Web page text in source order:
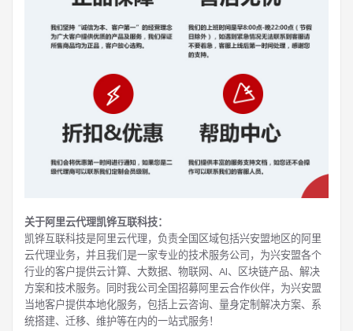
关于阿里云代理凯铧互联科技：
凯铧互联科技是阿里云代理，负责全国区域包括兴安盟地区的阿里
云代理业务，并且我们是一家专业的技术服务公司，为兴安盟各个
行业的客户提供云计算、大数据、物联网、AI、区块链产品、解决
方案和技术服务。同时我公司全国招募阿里云合作伙伴，为兴安盟
当地客户提供本地化服务，包括上云咨询、量身定制解决方案、系
统搭建、迁移、维护等在内的一站式服务！